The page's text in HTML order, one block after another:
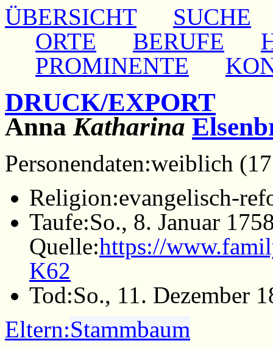
ÜBERSICHT
SUCHE
ORTE
BERUFE
PROMINENTE
DRUCK/EXPORT
Anna Katharina
Personendaten:weiblich
Religion:evangelisch-
Taufe:So., 8. Januar
Quelle:https://
K62
Tod:So., 11. Dezember
Eltern:Stammbaum